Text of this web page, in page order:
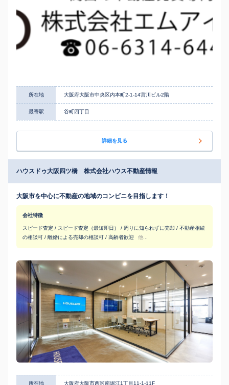
所在地 大阪府大阪市中央区内本町2-1-14宮川ビル2階
最寄駅 谷町四丁目
詳細を見る
ハウスドゥ大阪四ツ橋 株式会社ハウス不動産情報
大阪市を中心に不動産の地域のコンビニを目指します！
会社特徴
スピード査定 / スピード査定（最短即日） / 周りに知られずに売却 / 不動産相続
の相談可 / 離婚による売却の相談可 / 高齢者歓迎
他...
所在地 大阪府大阪市西区南堀江1丁目11-1-11F